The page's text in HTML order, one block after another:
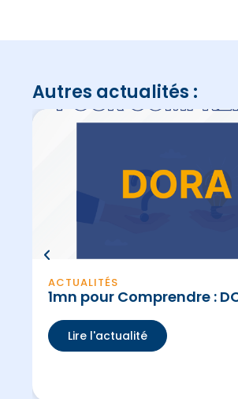
Autres actualités :
ACTUALITÉS
1mn pour Comprendre :
Lire l'actualité